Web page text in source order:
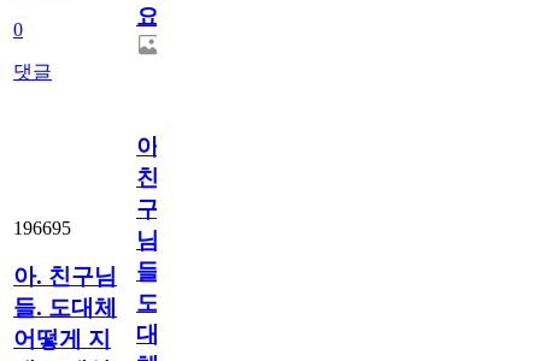
0
댓글
요.
196695
아. 친구님
들. 도대체
어떻게 지
아.
친
구
님
들.
도
대